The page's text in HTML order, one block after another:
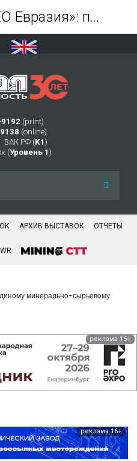
(print)
(online)
Ι ВАК РФ (K1 )
(Уровень 1 )
АРХИВ ВЫСТАВОК ОТЧЕТЫ
минерально-сырьевому
реклама 16+
реклама 16+
Форум «МИНГЕО Евразия»: путь к единому минерально-сырьевому рынку - Журнал Горная промышленность